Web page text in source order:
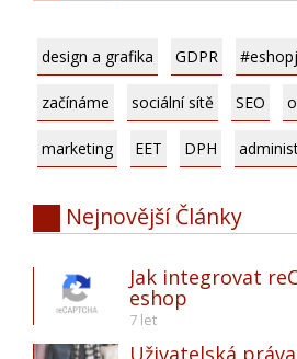
design a grafika GDPR
začínáme sociální sítě SEO
marketing EET DPH
NejnovějšíČlánky
Jak integrovat
eshop
7 let
Uživatelská